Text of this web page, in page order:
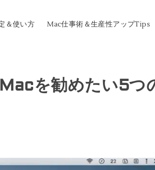
＆使い方 Mac仕事術＆生産性アップTips
を勧めたい5つ